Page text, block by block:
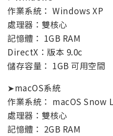
作業系統： Windows XP
處理器：雙核心
記憶體： 1GB RAM
DirectX：版本 9.0c
儲存容量： 1GB 可用空間
➤macOS系統
作業系統： macOS Snow
處理器：雙核心
記憶體： 2GB RAM